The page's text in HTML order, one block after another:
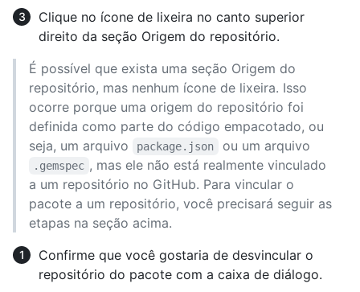
Clique no ícone de lixeira no canto superior
direito da seção Origem do repositório.
É possível que exista uma seção Origem do
repositório, mas nenhum ícone de lixeira. Isso
ocorre porque uma origem do repositório foi
definida como parte do código empacotado, ou
seja, um arquivo
package.json ou um arquivo
.gemspec , mas ele não está realmente vinculado
a um repositório no GitHub. Para vincular o
pacote a um repositório, você precisará seguir as
etapas na seção acima.
Confirme que você gostaria de desvincular o
repositório do pacote com a caixa de diálogo.